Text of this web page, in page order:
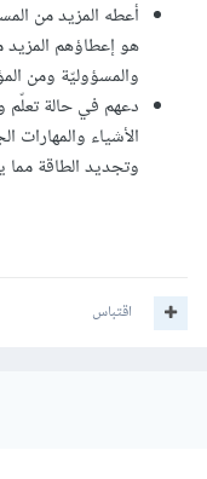
أعطه المزيد من
هو إعطاؤهم
والمسؤوليّة ومن
دعهم في حالة تعلّم
الأشياء والمهارات
وتجديد الطاقة مما
اقتباس